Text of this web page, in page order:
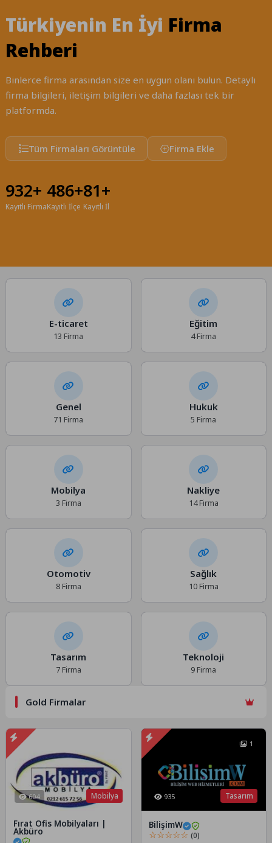
|
Türkiyenin
Firma
Rehberi
|
Firma
Ekle
Türkiyenin En İyi Firma
Rehberi
Binlerce firma arasından size en uygun olanı bulun. Detaylı
firma bilgileri, iletişim bilgileri ve daha fazlası tek bir
platformda.
Tüm Firmaları Görüntüle Firma Ekle
932+
Kayıtlı Firma
486+
Kayıtlı İlçe
81+
Kayıtlı İl
E-ticaret
13 Firma
Eğitim
4 Firma
Genel
71 Firma
Hukuk
5 Firma
Mobilya
3 Firma
Nakliye
14 Firma
Otomotiv
8 Firma
Sağlık
10 Firma
Tasarım
7 Firma
Teknoloji
9 Firma
Gold Firmalar
Mobilya
604
Fırat Ofis Mobilyaları |
Akbüro
Tasarım
935
1
BilişimW
☆☆☆☆☆ (0)